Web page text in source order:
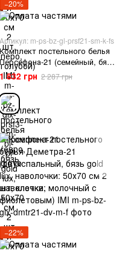
−20%
Артикул: m-ps-bz-gl-prsf21-sm-k-fs
Комплект постельного белья
Персефона-21 (семейный, бязь
gold lux, наволочки: 50х70 см
2 шт и 70х70 см 2 шт,
клеточка, фиолетовый с
серым) IMI
1 832 грн 2 287 грн
−22%